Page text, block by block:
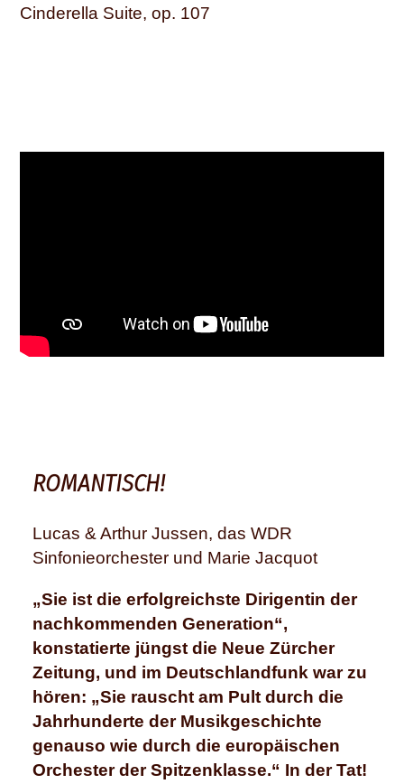
Cinderella Suite, op. 107
ROMANTISCH!
Lucas & Arthur Jussen, das WDR
Sinfonieorchester und Marie Jacquot
„Sie ist die erfolgreichste Dirigentin der
nachkommenden Generation“,
konstatierte jüngst die Neue Zürcher
Zeitung, und im Deutschlandfunk war zu
hören: „Sie rauscht am Pult durch die
Jahrhunderte der Musikgeschichte
genauso wie durch die europäischen
Orchester der Spitzenklasse.“ In der Tat!